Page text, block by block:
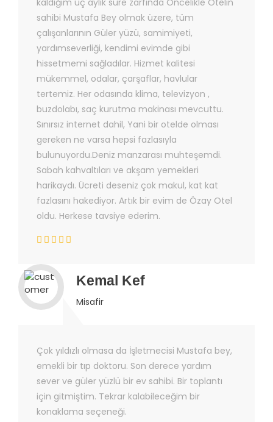
sahibi Mustafa Bey olmak üzere, tüm
çalışanlarının Güler yüzü, samimiyeti,
yardımseverliği, kendimi evimde gibi
hissetmemi sağladılar. Hizmet kalitesi
mükemmel, odalar, çarşaflar, havlular
tertemiz. Her odasında klima, televizyon ,
buzdolabı, saç kurutma makinası mevcuttu.
Sınırsız internet dahil, Yani bir otelde olması
gereken ne varsa hepsi fazlasıyla
bulunuyordu.Deniz manzarası muhteşemdi.
Sabah kahvaltıları ve akşam yemekleri
harikaydı. Ücreti deseniz çok makul, kat kat
fazlasını hakediyor. Artık bir evim de Özay Otel
oldu. Herkese tavsiye ederim.
Kemal Kef
Misafir
Çok yıldızlı olmasa da İşletmecisi Mustafa bey,
emekli bir tıp doktoru. Son derece yardım
sever ve güler yüzlü bir ev sahibi. Bir toplantı
için gitmiştim. Tekrar kalabileceğim bir
konaklama seçeneği.